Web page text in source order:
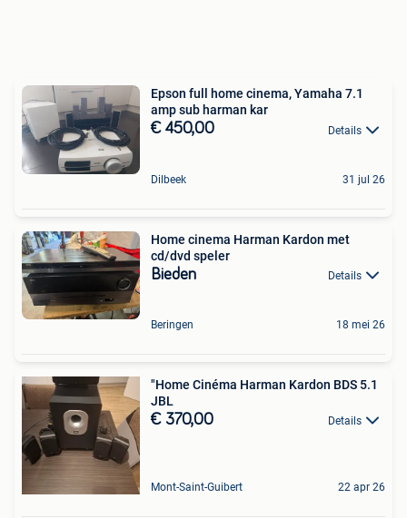
Epson full home cinema, Yamaha 7.1
amp sub harman kar
€ 450,00 Details
Dilbeek 31 jul 26
Home cinema Harman Kardon met
cd/dvd speler
Bieden Details
Beringen 18 mei 26
"Home Cinéma Harman Kardon BDS 5.1
JBL
€ 370,00 Details
Mont-Saint-Guibert 22 apr 26